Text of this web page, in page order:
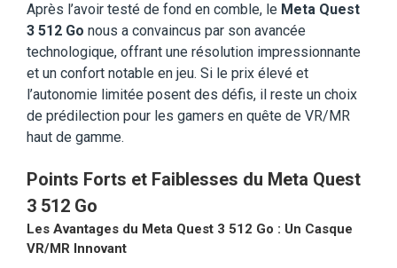
Après l’avoir testé de fond en comble, le Meta Quest
3 512 Go nous a convaincus par son avancée
technologique, offrant une résolution impressionnante
et un confort notable en jeu. Si le prix élevé et
l’autonomie limitée posent des défis, il reste un choix
de prédilection pour les gamers en quête de VR/MR
haut de gamme.
Points Forts et Faiblesses du Meta Quest
3 512 Go
Les Avantages du Meta Quest 3 512 Go : Un Casque
VR/MR Innovant